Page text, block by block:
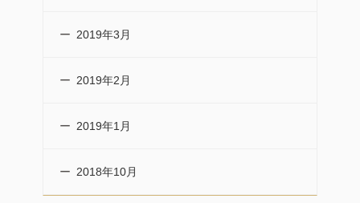
2019年3月
2019年2月
2019年1月
2018年10月